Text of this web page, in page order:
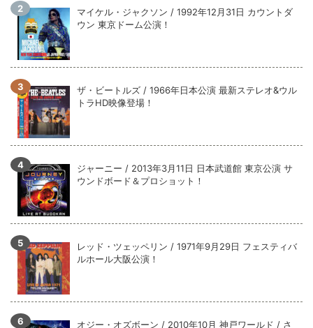
マイケル・ジャクソン / 1992年12月31日 カウントダ
ウン 東京ドーム公演！
ザ・ビートルズ / 1966年日本公演 最新ステレオ&ウル
トラHD映像登場！
ジャーニー / 2013年3月11日 日本武道館 東京公演 サ
ウンドボード＆プロショット！
レッド・ツェッペリン / 1971年9月29日 フェスティバ
ルホール大阪公演！
オジー・オズボーン / 2010年10月 神戸ワールド / さ